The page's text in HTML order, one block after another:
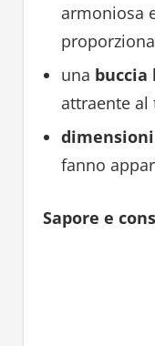
armoniosa
una buccia
attraente al
fanno
Sapore e